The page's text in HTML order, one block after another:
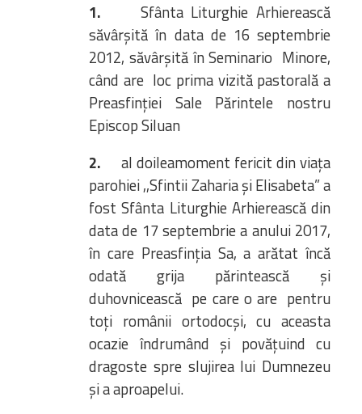
1. Sfânta Liturghie Arhierească
săvârșită în data de 16 septembrie
2012, săvârșită în Seminario Minore,
când are loc prima vizită pastorală a
Preasfinției Sale Părintele nostru
Episcop Siluan
2.al doileamoment fericit din viața
parohiei ,,Sfintii Zaharia și Elisabeta” a
fost Sfânta Liturghie Arhierească din
data de 17 septembrie a anului 2017,
în care Preasfinția Sa, a arătat încă
odată grija părintească și
duhovnicească pe care o are pentru
toți românii ortodocși, cu aceasta
ocazie îndrumând și povățuind cu
dragoste spre slujirea lui Dumnezeu
și a aproapelui.